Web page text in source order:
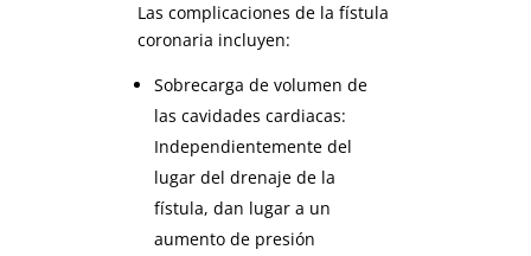
Las complicaciones de la fístula
coronaria incluyen:
Sobrecarga de volumen de
las cavidades cardiacas:
Independientemente del
lugar del drenaje de la
fístula, dan lugar a un
aumento de presión